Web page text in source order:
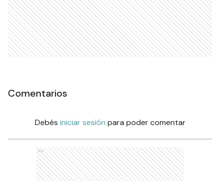
Comentarios
Debés iniciar sesión para poder comentar
Ads